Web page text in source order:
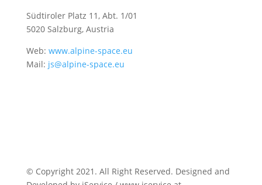
Südtiroler Platz 11, Abt. 1/01
5020 Salzburg, Austria
Web: www.alpine-space.eu
Mail: js@alpine-space.eu
© Copyright 2021. All Right Reserved. Designed and